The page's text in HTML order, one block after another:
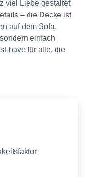
viel Liebe gestaltet:
– die Decke ist
auf dem Sofa.
einfach
have für alle, die